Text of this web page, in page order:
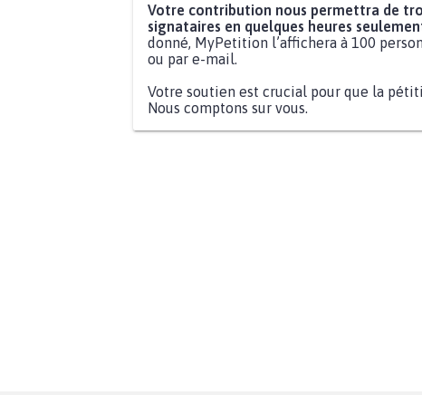
Votre contribution nous permettra de
signataires en quelques heures
donné, MyPetition l’affichera à 100
ou par e-mail.
Votre soutien est crucial pour que la
Nous comptons sur vous.